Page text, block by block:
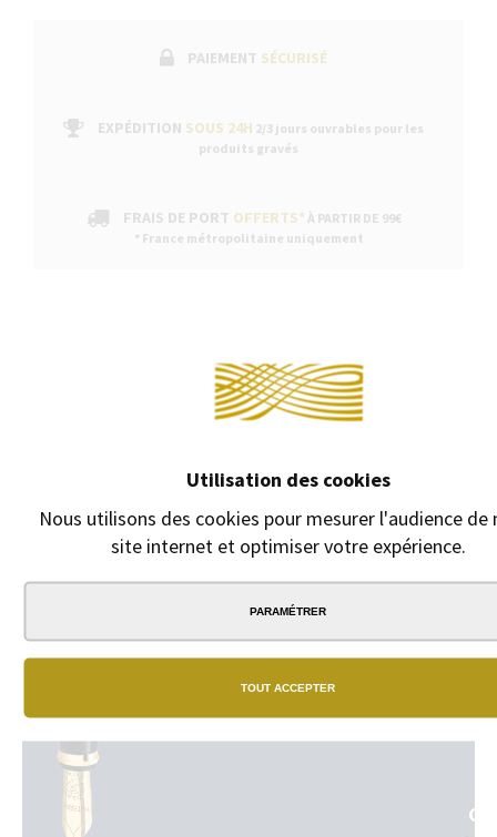
Utilisation des cookies
Nous utilisons des cookies pour mesurer l'audience de
site internet et optimiser votre expérience.
PARAMÉTRER
TOUT ACCEPTER
PAIEMENT SÉCURISÉ
EXPÉDITION SOUS 24H 2/3 jours ouvrables pour les
produits gravés
FRAIS DE PORT OFFERTS* À PARTIR DE 99€
* France métropolitaine uniquement
Pochette pour papiers. Fermeture par bouton pression. Cuir de
vrai